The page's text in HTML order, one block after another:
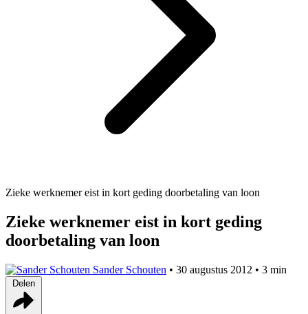
Zieke werknemer eist in kort geding doorbetaling van loon
Zieke werknemer eist in kort geding
doorbetaling van loon
Sander Schouten • 30 augustus 2012 • 3 min